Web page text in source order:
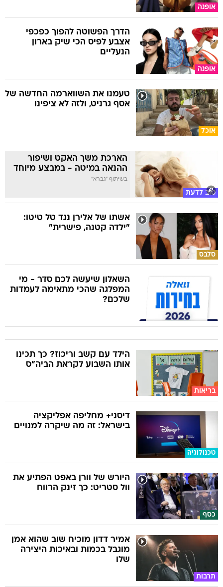
אופנה
אופנה
הדרך הפשוטה להפוך כפכפי
אצבע לפיס הכי שיק בארון
הנעליים
אוכל
טעמנו את השווארמה החדשה של
אסף גרניט, ולזה לא ציפינו
טוב לדעת
הארכת משך האקט ושיפור
ההנאה במיטה - במבצע מיוחד
בשיתוף "גברא"
סלבס
אשתו של אלירן נגד טל טיטו:
"ילדה קטנה, פישרית"
השאלון שיעשה לכם סדר - מי
המפלגה שהכי מתאימה לעמדות
שלכם?
בריאות
הילד עם קשב וריכוז? כך תכינו
אותו השבוע לקראת הביה"ס
טכנולוגיה
דיסני+ מחליפה אפליקציה
בישראל: זה מה שיקרה למנויים
כסף
היורש של וורן באפט הפתיע את
וול סטריט: כך זינק הרווח
תרבות
אמיר דדון מוכיח שוב שהוא אמן
מוגבל בכמות ובאיכות היצירה
שלו